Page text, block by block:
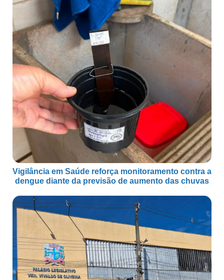
Vigilância em Saúde reforça monitoramento contra a
dengue diante da previsão de aumento das chuvas